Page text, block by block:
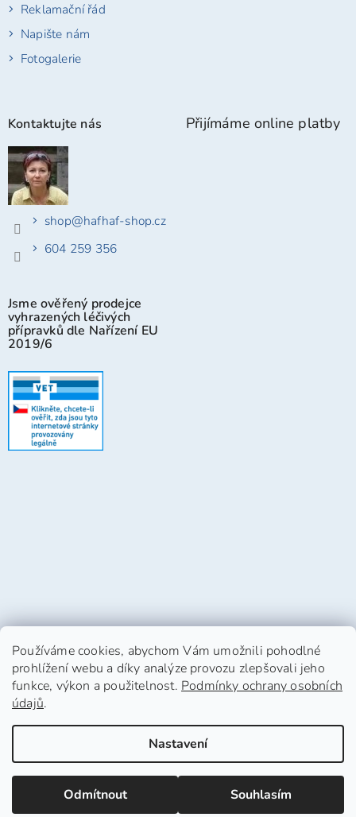
Používáme cookies, abychom Vám umožnili pohodlné
prohlížení webu a díky analýze provozu zlepšovali jeho
funkce, výkon a použitelnost. Podmínky ochrany osobních
údajů.
Nastavení
Odmítnout Souhlasím
Reklamační řád
Napište nám
Fotogalerie
Kontaktujte nás
shop@hafhaf-shop.cz
604 259 356
Jsme ověřený prodejce
vyhrazených léčivých
přípravků dle Nařízení EU
2019/6
Přijímáme online platby
Vytvořil Shoptet
Copyright 2026
. Všechna práva
Upravit nastavení cookies